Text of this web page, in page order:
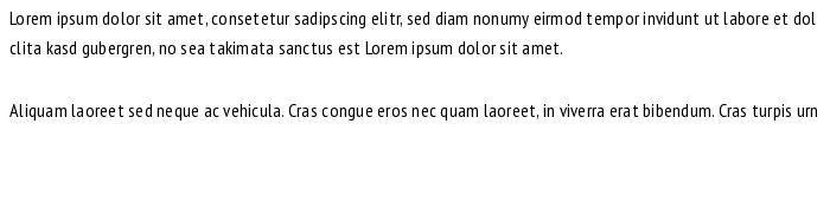
Lorem ipsum dolor sit amet, consetetur sadipscing elitr, sed diam nonumy eirmod tempor invidunt ut labore et
clita kasd gubergren, no sea takimata sanctus est Lorem ipsum dolor sit amet.
Aliquam laoreet sed neque ac vehicula. Cras congue eros nec quam laoreet, in viverra erat bibendum. Cras turpis